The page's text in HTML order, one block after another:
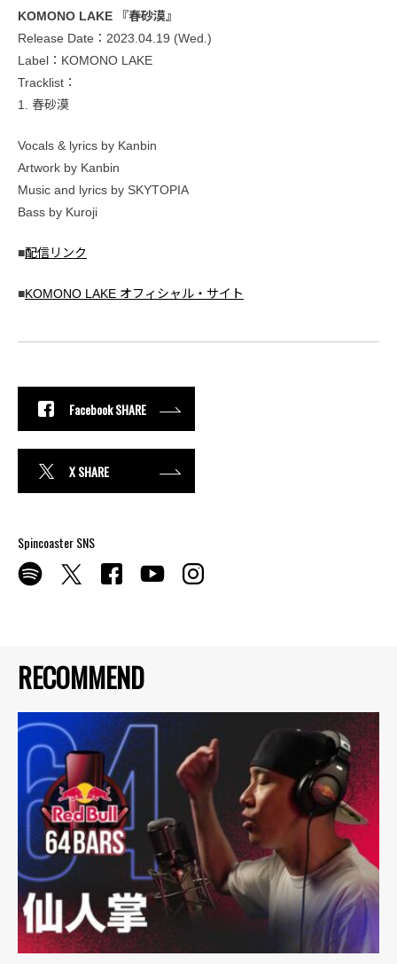
RECOMMEND
KOMONO LAKE 『春砂漠』
Release Date：2023.04.19 (Wed.)
Label：KOMONO LAKE
Tracklist：
1. 春砂漠
Vocals & lyrics by Kanbin
Artwork by Kanbin
Music and lyrics by SKYTOPIA
Bass by Kuroji
■配信リンク
■KOMONO LAKE オフィシャル・サイト
Facebook SHARE
X SHARE
Spincoaster SNS